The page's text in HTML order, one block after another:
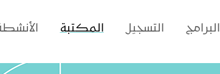
البرامج التسجيل المكتبة